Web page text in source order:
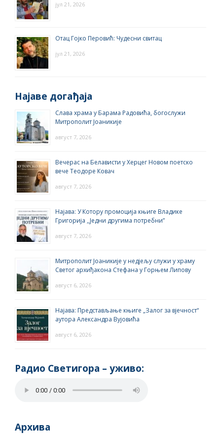
јул 21, 2026
Отац Гојко Перовић: Чудесни свитац
јул 21, 2026
Најаве догађаја
Слава храма у Барама Радовића, богослужи
Митрополит Јоаникије
август 7, 2026
Вечерас на Белависти у Херцег Новом поетско
вече Теодоре Ковач
август 7, 2026
Најава: У Котору промоција књиге Владике
Григорија ,,Једни другима потребни”
август 7, 2026
Митрополит Јоаникије у недјељу служи у храму
Светог архиђакона Стефана у Горњем Липову
август 6, 2026
Најава: Представљање књиге „Залог за вјечност“
аутора Александра Вујовића
август 6, 2026
Радио Светигора – yживо:
Архива